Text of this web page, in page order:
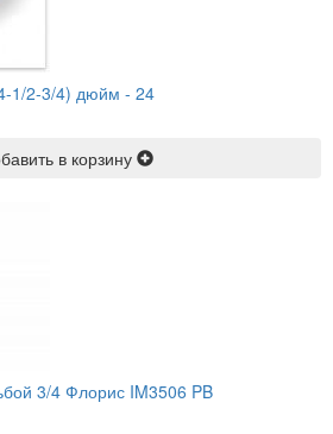
1/2-3/4) дюйм - 24
в корзину
3/4 Флорис IM3506 PB